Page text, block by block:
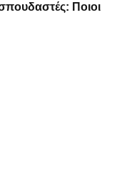
Ποιοι